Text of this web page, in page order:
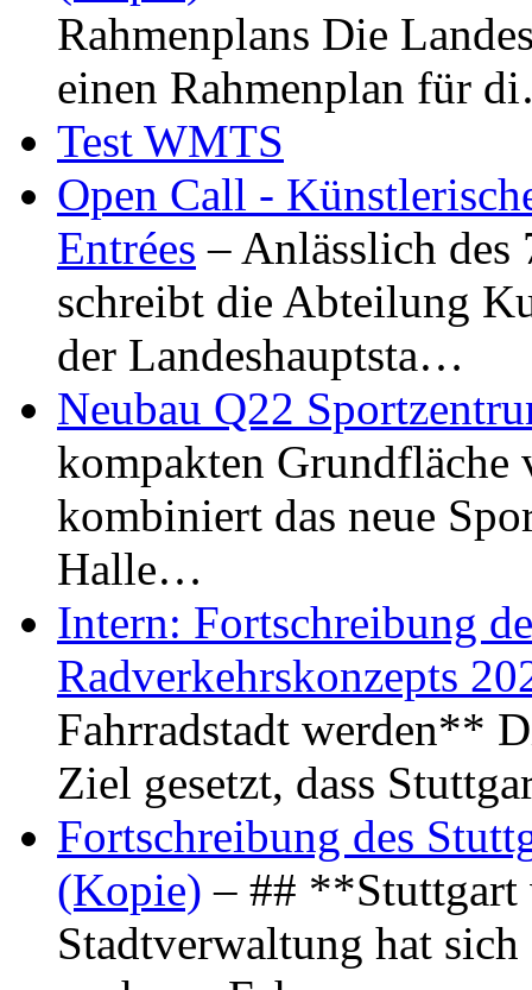
Rahmenplans Die
einen Rahmenplan für
Test WMTS
Open Call -
Entrées – Anlässlich
schreibt die Abteilung
der Landeshauptsta…
Neubau Q22
kompakten Grundfläche
kombiniert das neue
Halle…
Intern: Fortschreibung
Radverkehrskonzepts
Fahrradstadt werden**
Ziel gesetzt, dass
Fortschreibung des
(Kopie) – ## **Stuttgart
Stadtverwaltung hat